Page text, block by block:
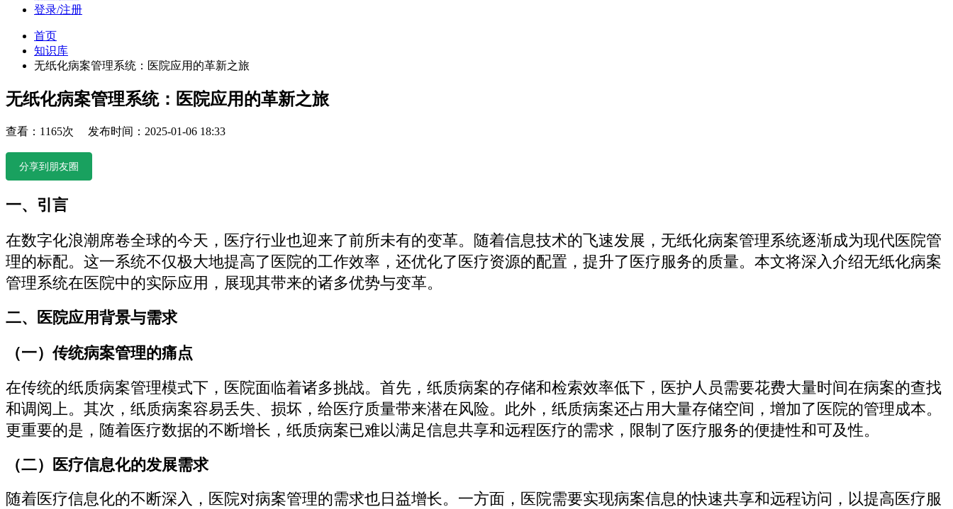
登录/注册
首页
知识库
无纸化病案管理系统：医院应用的革新之旅
无纸化病案管理系统：医院应用的革新之旅
查看：1165次 发布时间：2025-01-06 18:33
分享到朋友圈
一、引言
在数字化浪潮席卷全球的今天，医疗行业也迎来了前所未有的变革。随着信息技术的飞速发展，无纸化病案管理系统逐渐成为现代医院管
理的标配。这一系统不仅极大地提高了医院的工作效率，还优化了医疗资源的配置，提升了医疗服务的质量。本文将深入介绍无纸化病案
管理系统在医院中的实际应用，展现其带来的诸多优势与变革。
二、医院应用背景与需求
（一）传统病案管理的痛点
在传统的纸质病案管理模式下，医院面临着诸多挑战。首先，纸质病案的存储和检索效率低下，医护人员需要花费大量时间在病案的查找
和调阅上。其次，纸质病案容易丢失、损坏，给医疗质量带来潜在风险。此外，纸质病案还占用大量存储空间，增加了医院的管理成本。
更重要的是，随着医疗数据的不断增长，纸质病案已难以满足信息共享和远程医疗的需求，限制了医疗服务的便捷性和可及性。
（二）医疗信息化的发展需求
随着医疗信息化的不断深入，医院对病案管理的需求也日益增长。一方面，医院需要实现病案信息的快速共享和远程访问，以提高医疗服